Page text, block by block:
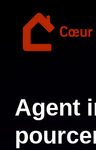
contenu
Agent